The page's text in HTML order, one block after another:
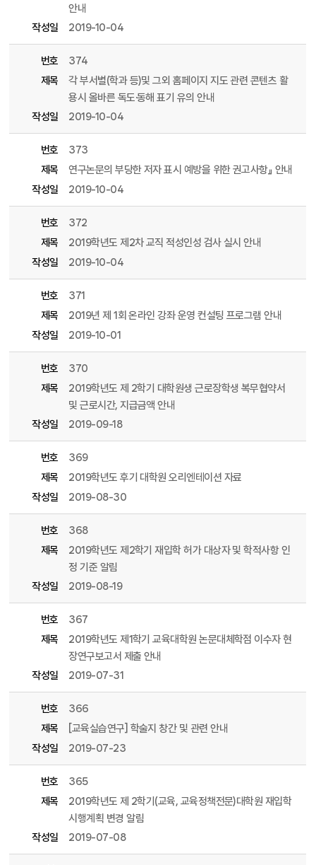
안내
작성일
2019-10-04
번호
374
제목
각 부서별(학과 등)및 그외 홈페이지 지도 관련 콘텐츠 활
용시 올바른 독도·동해 표기 유의 안내
작성일
2019-10-04
번호
373
제목
연구논문의 부당한 저자 표시 예방을 위한 권고사항』 안내
작성일
2019-10-04
번호
372
제목
2019학년도 제2차 교직 적성인성 검사 실시 안내
작성일
2019-10-04
번호
371
제목
2019년 제 1회 온라인 강좌 운영 컨설팅 프로그램 안내
작성일
2019-10-01
번호
370
제목
2019학년도 제 2학기 대학원생 근로장학생 복무협약서
및 근로시간, 지급금액 안내
작성일
2019-09-18
번호
369
제목
2019학년도 후기 대학원 오리엔테이션 자료
작성일
2019-08-30
번호
368
제목
2019학년도 제2학기 재입학 허가 대상자 및 학적사항 인
정 기준 알림
작성일
2019-08-19
번호
367
제목
2019학년도 제1학기 교육대학원 논문대체학점 이수자 현
장연구보고서 제출 안내
작성일
2019-07-31
번호
366
제목
[교육실습연구] 학술지 창간 및 관련 안내
작성일
2019-07-23
번호
365
제목
2019학년도 제 2학기(교육, 교육정책전문)대학원 재입학
시행계획 변경 알림
작성일
2019-07-08